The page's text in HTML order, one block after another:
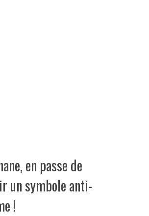
en passe de
un symbole anti-
!